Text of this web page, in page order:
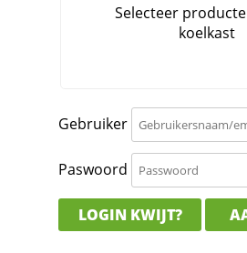
Gebruiker
Paswoord
LOGIN KWIJT?